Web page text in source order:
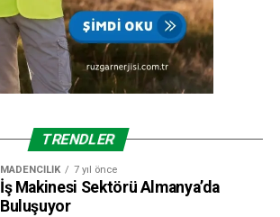
TRENDLER
MADENCILIK 7 yıl önce
İş Makinesi Sektörü Almanya’da
Buluşuyor